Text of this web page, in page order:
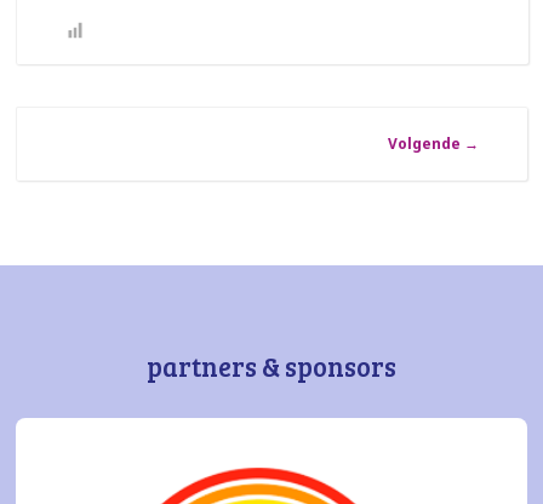
Volgende →
partners & sponsors